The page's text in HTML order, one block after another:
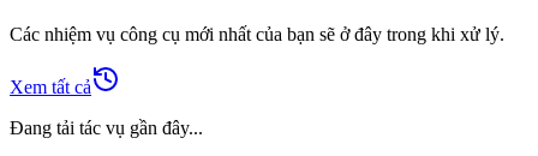
Các nhiệm vụ công cụ mới nhất của bạn sẽ ở đây trong khi xử lý.
Xem tất cả
Đang tải tác vụ gần đây...